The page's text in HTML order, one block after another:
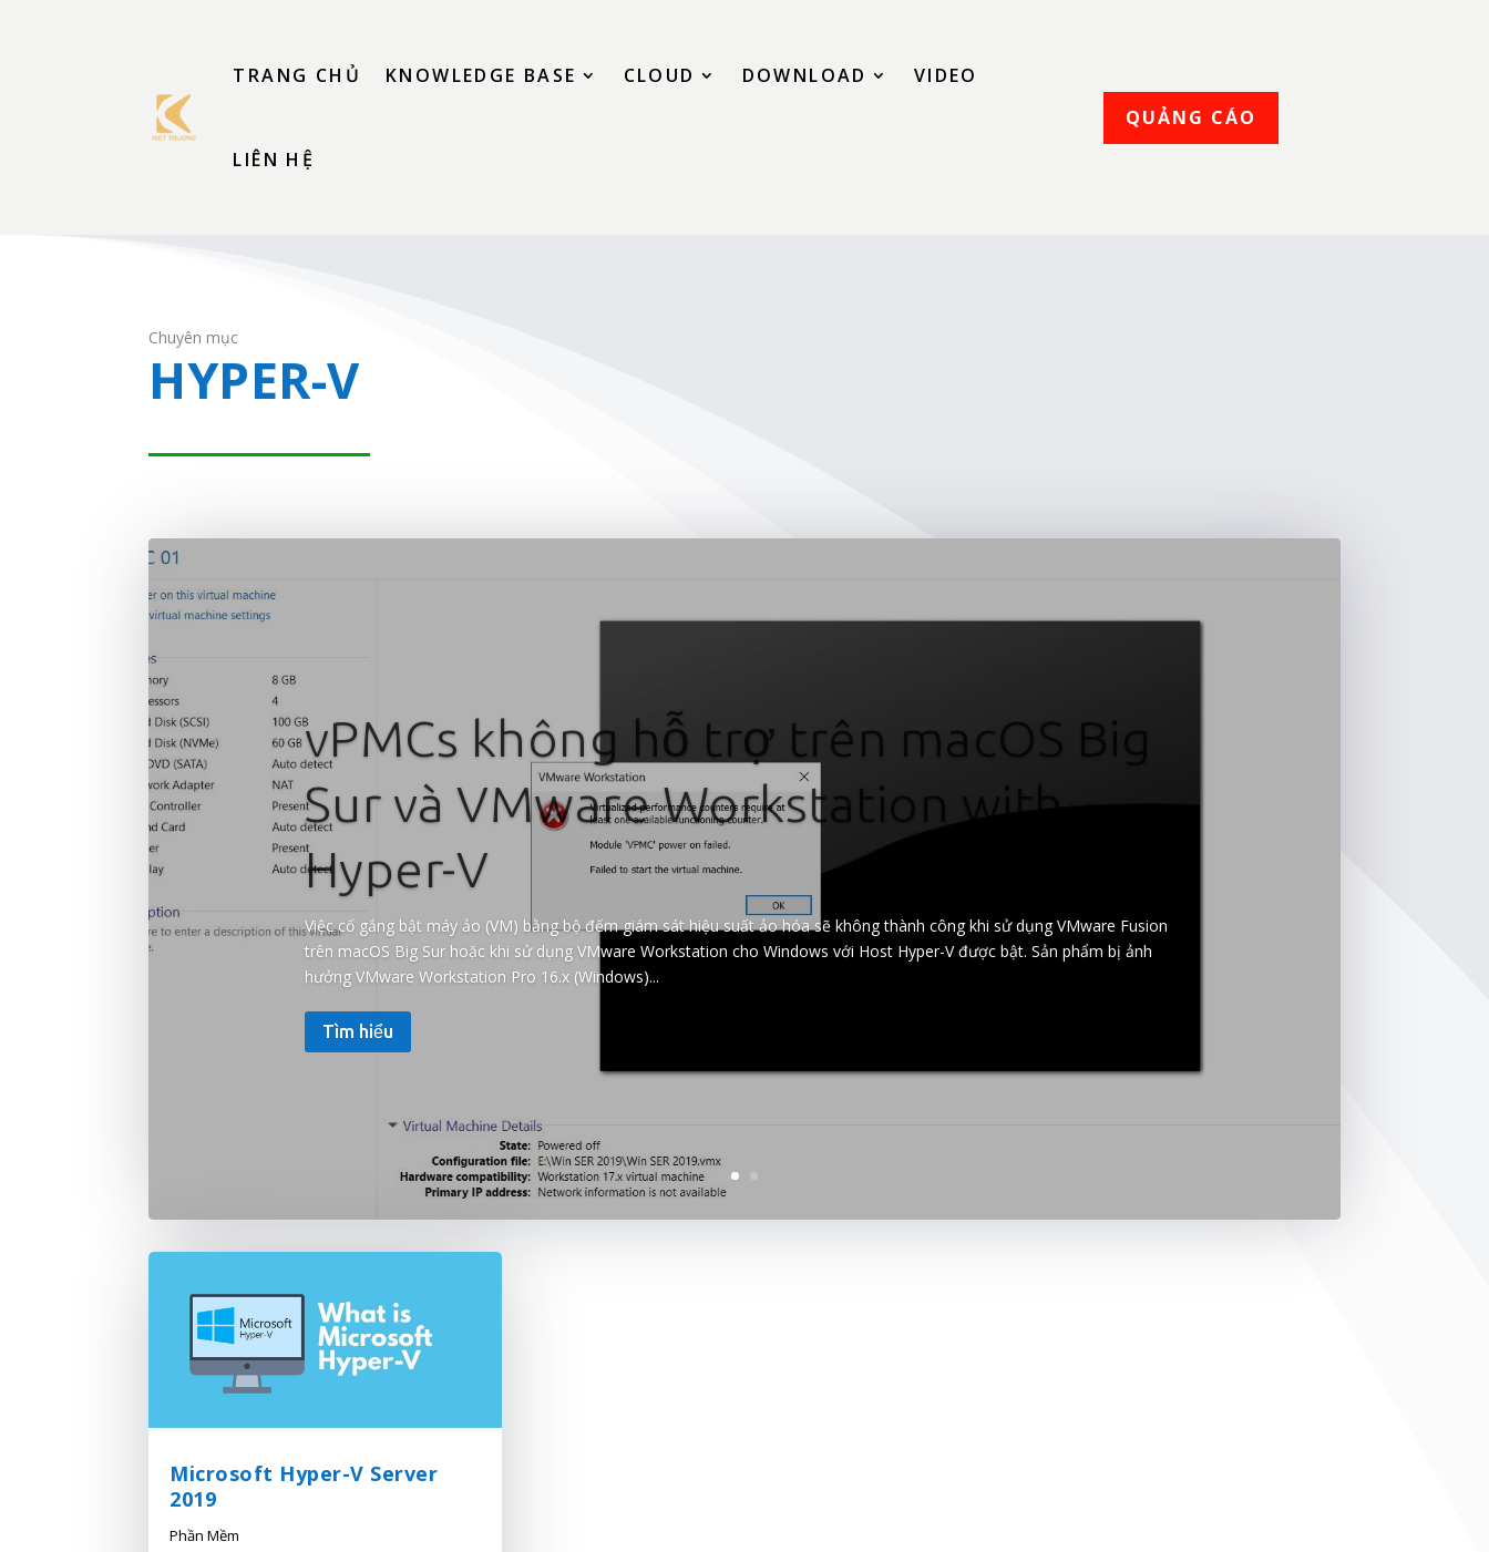
TRANG CHỦ KNOWLEDGE BASE CLOUD DOWNLOAD VIDEO
LIÊN HỆ
QUẢNG CÁO
Chuyên mục
HYPER-V
vPMCs không hỗ trợ trên macOS Big
Sur và VMware Workstation with
Hyper-V
Việc cố gắng bật máy ảo (VM) bằng bộ đếm giám sát hiệu suất ảo hóa sẽ không thành công khi sử dụng VMware Fusion
trên macOS Big Sur hoặc khi sử dụng VMware Workstation cho Windows với Host Hyper-V được bật. Sản phẩm bị ảnh
hưởng VMware Workstation Pro 16.x (Windows)...
Tìm hiểu
Microsoft Hyper-V Server
2019
Phần Mềm